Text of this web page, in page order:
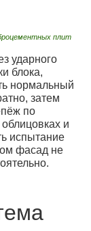
плит
ударного
блока,
нормальный
затем
по
и
испытание
фасад не